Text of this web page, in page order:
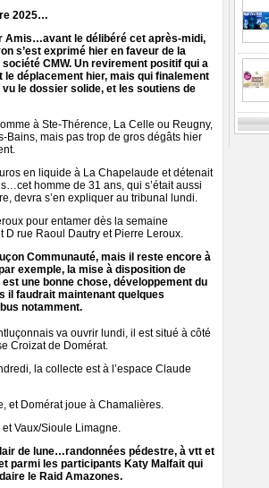
2025…
Amis…avant le délibéré cet après-midi,
s’est exprimé hier en faveur de la
CMW. Un revirement positif qui a
déplacement hier, mais qui finalement
le dossier solide, et les soutiens de
à Ste-Thérence, La Celle ou Reugny,
mais pas trop de gros dégâts hier
en liquide à La Chapelaude et détenait
homme de 31 ans, qui s’était aussi
devra s’en expliquer au tribunal lundi.
pour entamer dès la semaine
rue Raoul Dautry et Pierre Leroux.
Communauté, mais il reste encore à
exemple, la mise à disposition de
une bonne chose, développement du
il faudrait maintenant quelques
notamment.
va ouvrir lundi, il est situé à côté
Croizat de Domérat.
la collecte est à l’espace Claude
et Domérat joue à Chamalières.
Vaux/Sioule Limagne.
de lune…randonnées pédestre, à vtt et
parmi les participants Katy Malfait qui
le Raid Amazones.